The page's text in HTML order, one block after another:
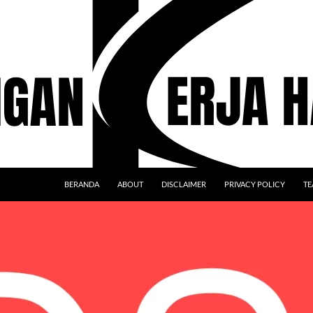
BERANDA ABOUT DISCLAIMER PRIVACY POLICY